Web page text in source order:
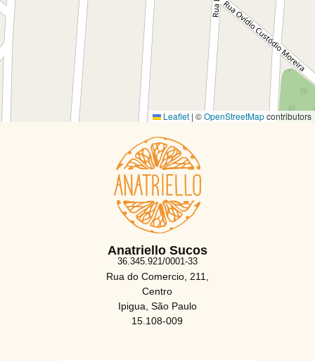
Leaflet | ©OpenStreetMapcontributors
Anatriello Sucos
36.345.921/0001-33
Rua do Comercio, 211,
Centro
Ipigua, São Paulo
15.108-009